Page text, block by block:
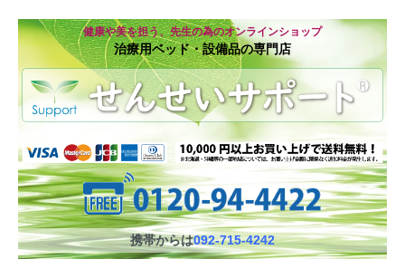
健康や美を担う、先生の為のオンラインショップ
治療用ベッド・設備品の専門店
携帯からは092-715-4242